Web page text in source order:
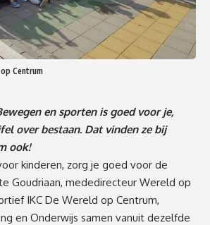
Centrum
en sporten is goed voor je,
over bestaan. Dat vinden ze bij
ook!
kinderen, zorg je goed voor de
Goudriaan, mededirecteur Wereld op
IKC De Wereld op Centrum,
en Onderwijs samen vanuit dezelfde